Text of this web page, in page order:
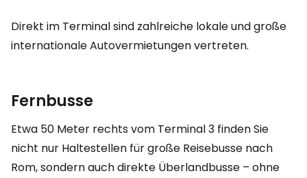
Direkt im Terminal sind zahlreiche lokale und große
internationale Autovermietungen vertreten.
Fernbusse
Etwa 50 Meter rechts vom Terminal 3 finden Sie
nicht nur Haltestellen für große Reisebusse nach
Rom, sondern auch direkte Überlandbusse – ohne